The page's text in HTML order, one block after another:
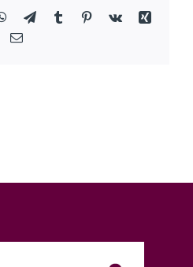
WhatsApp
TelegramTumblr Pinterest
Vk
Xing
Email